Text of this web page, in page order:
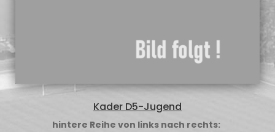
Kader D5-Jugend
hintere Reihe von links nach rechts: